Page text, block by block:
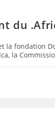
du
la fondation
la